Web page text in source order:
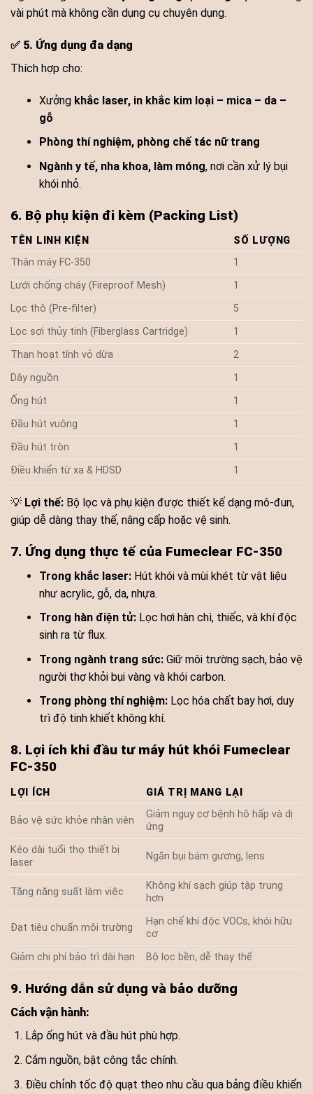
vài phút mà không cần dụng cụ chuyên dụng.
✅ 5. Ứng dụng đa dạng
Thích hợp cho:
Xưởng khắc laser, in khắc kim loại – mica – da –
gỗ
Phòng thí nghiệm, phòng chế tác nữ trang
Ngành y tế, nha khoa, làm móng, nơi cần xử lý bụi
khói nhỏ.
6. Bộ phụ kiện đi kèm (Packing List)
TÊN LINH KIỆN
SỐ LƯỢNG
Thân máy FC-350
1
Lưới chống cháy (Fireproof Mesh)
1
Lọc thô (Pre-filter)
5
Lọc sợi thủy tinh (Fiberglass Cartridge)
1
Than hoạt tính vỏ dừa
2
Dây nguồn
1
Ống hút
1
Đầu hút vuông
1
Đầu hút tròn
1
Điều khiển từ xa & HDSD
1
💡 Lợi thế: Bộ lọc và phụ kiện được thiết kế dạng mô-đun,
giúp dễ dàng thay thế, nâng cấp hoặc vệ sinh.
7. Ứng dụng thực tế của Fumeclear FC-350
Trong khắc laser:Hút khói và mùi khét từ vật liệu
như acrylic, gỗ, da, nhựa.
Trong hàn điện tử:Lọc hơi hàn chì, thiếc, và khí độc
sinh ra từ flux.
Trong ngành trang sức:Giữ môi trường sạch, bảo vệ
người thợ khỏi bụi vàng và khói carbon.
Trong phòng thí nghiệm:Lọc hóa chất bay hơi, duy
trì độ tinh khiết không khí.
8. Lợi ích khi đầu tư máy hút khói Fumeclear
FC-350
LỢI ÍCH GIÁ TRỊ MANG LẠI
Bảo vệ sức khỏe nhân viên
Giảm nguy cơ bệnh hô hấp và dị
ứng
Kéo dài tuổi thọ thiết bị
laser
Ngăn bụi bám gương, lens
Tăng năng suất làm việc
Không khí sạch giúp tập trung
hơn
Đạt tiêu chuẩn môi trường
Hạn chế khí độc VOCs, khói hữu
cơ
Giảm chi phí bảo trì dài hạn
Bộ lọc bền, dễ thay thế
9. Hướng dẫn sử dụng và bảo dưỡng
Cách vận hành:
Lắp ống hút và đầu hút phù hợp.
Cắm nguồn, bật công tắc chính.
Điều chỉnh tốc độ quạt theo nhu cầu qua bảng điều khiển